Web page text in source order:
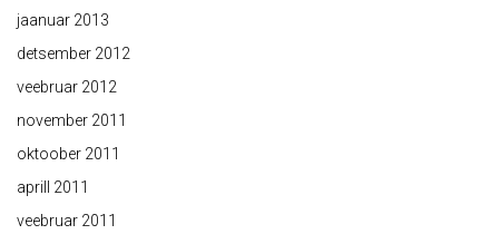
jaanuar 2013
detsember 2012
veebruar 2012
november 2011
oktoober 2011
aprill 2011
veebruar 2011